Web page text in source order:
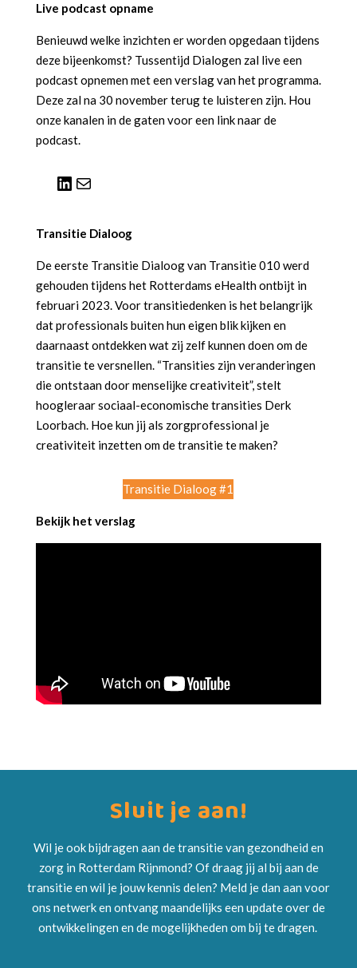
Live podcast opname
Benieuwd welke inzichten er worden opgedaan tijdens
deze bijeenkomst? Tussentijd Dialogen zal live een
podcast opnemen met een verslag van het programma.
Deze zal na 30 november terug te luisteren zijn. Hou
onze kanalen in de gaten voor een link naar de
podcast.
LinkedIn
E-mail
Transitie Dialoog
De eerste Transitie Dialoog van Transitie 010 werd
gehouden tijdens het Rotterdams eHealth ontbijt in
februari 2023. Voor transitiedenken is het belangrijk
dat professionals buiten hun eigen blik kijken en
daarnaast ontdekken wat zij zelf kunnen doen om de
transitie te versnellen. “Transities zijn veranderingen
die ontstaan door menselijke creativiteit”, stelt
hoogleraar sociaal-economische transities Derk
Loorbach. Hoe kun jij als zorgprofessional je
creativiteit inzetten om de transitie te maken?
Transitie Dialoog #1
Bekijk het verslag
Sluit je aan!
Wil je ook bijdragen aan de transitie van gezondheid en
zorg in Rotterdam Rijnmond? Of draag jij al bij aan de
transitie en wil je jouw kennis delen? Meld je dan aan voor
ons netwerk en ontvang maandelijks een update over de
ontwikkelingen en de mogelijkheden om bij te dragen.